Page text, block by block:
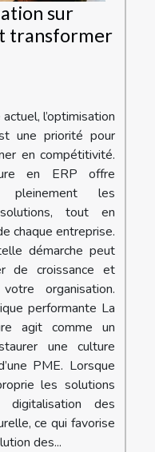
sur
transformer
l’optimisation
une priorité pour
en compétitivité.
en ERP offre
pleinement les
tout en
chaque entreprise.
démarche peut
de croissance et
organisation.
performante La
agit comme un
une culture
PME. Lorsque
les solutions
des
ce qui favorise
des...